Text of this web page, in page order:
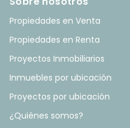
Propiedades en Venta
Propiedades en Renta
Proyectos Inmobiliarios
Inmuebles por ubicación
Proyectos por ubicación
¿Quiénes somos?